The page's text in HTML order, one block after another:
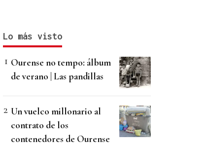
Lo más visto
Ourense no tempo: álbum
de verano | Las pandillas
Un vuelco millonario al
contrato de los
contenedores de Ourense